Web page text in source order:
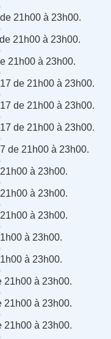
21h00 à 23h00.
21h00 à 23h00.
21h00 à 23h00.
de 21h00 à 23h00.
de 21h00 à 23h00.
de 21h00 à 23h00.
de 21h00 à 23h00.
à 23h00.
à 23h00.
à 23h00.
à 23h00.
à 23h00.
21h00 à 23h00.
21h00 à 23h00.
21h00 à 23h00.